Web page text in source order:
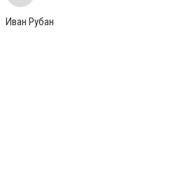
Иван Рубан